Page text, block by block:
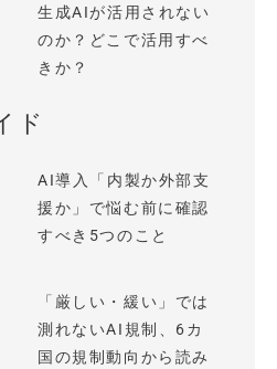
生成AIが活用されない
のか？どこで活用すべ
きか？
ド
AI導入「内製か外部支
援か」で悩む前に確認
すべき5つのこと
「厳しい・緩い」では
測れないAI規制、6カ
国の規制動向から読み